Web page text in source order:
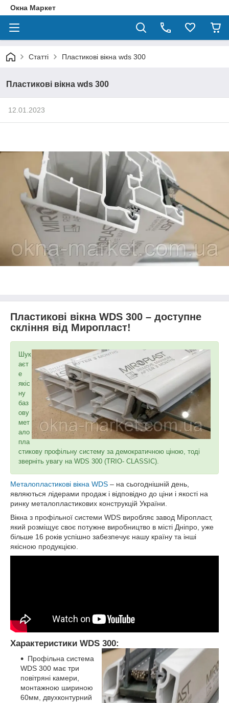
Окна Маркет
Статті Пластикові вікна wds 300
Пластикові вікна wds 300
12.01.2023
Пластикові вікна WDS 300 – доступне
скління від Миропласт!
Шук
аєт
е
якіс
ну
баз
ову
мет
ало
пла
стикову профільну систему за демократичною ціною, тоді
зверніть увагу на WDS 300 (TRIO- CLASSIC).
Металопластикові вікна WDS – на сьогоднішній день,
являються лідерами продаж і відповідно до ціни і якості на
ринку металопластикових конструкцій України.
Вікна з профільної системи WDS виробляє завод Міропласт,
який розміщує своє потужне виробництво в місті Дніпро, уже
більше 16 років успішно забезпечує нашу країну та інші
якісною продукцією.
Характеристики WDS 300:
Профільна система
WDS 300 має три
повітряні камери,
монтажною шириною
60мм, двухконтурний